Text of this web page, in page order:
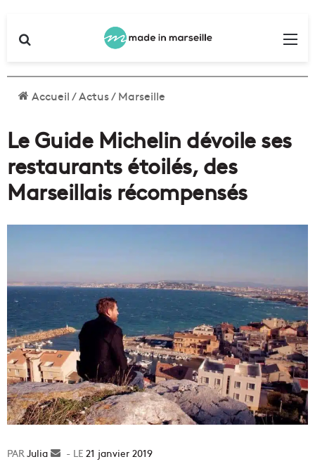
Accueil/Actus/Marseille
Le Guide Michelin dévoile ses
restaurants étoilés, des
Marseillais récompensés
Julia
Envoyer21 janvier 2019